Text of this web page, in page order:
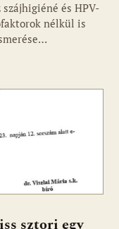
és HPV-
nélkül is